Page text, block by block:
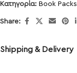
Κατηγορία: Book Packs
Share:
Shipping & Delivery